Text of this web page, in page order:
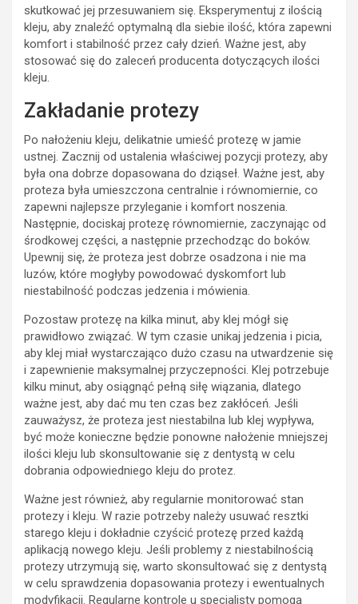
skutkować jej przesuwaniem się. Eksperymentuj z ilością
kleju, aby znaleźć optymalną dla siebie ilość, która zapewni
komfort i stabilność przez cały dzień. Ważne jest, aby
stosować się do zaleceń producenta dotyczących ilości
kleju.
Zakładanie protezy
Po nałożeniu kleju, delikatnie umieść protezę w jamie
ustnej. Zacznij od ustalenia właściwej pozycji protezy, aby
była ona dobrze dopasowana do dziąseł. Ważne jest, aby
proteza była umieszczona centralnie i równomiernie, co
zapewni najlepsze przyleganie i komfort noszenia.
Następnie, dociskaj protezę równomiernie, zaczynając od
środkowej części, a następnie przechodząc do boków.
Upewnij się, że proteza jest dobrze osadzona i nie ma
luzów, które mogłyby powodować dyskomfort lub
niestabilność podczas jedzenia i mówienia.
Pozostaw protezę na kilka minut, aby klej mógł się
prawidłowo związać. W tym czasie unikaj jedzenia i picia,
aby klej miał wystarczająco dużo czasu na utwardzenie się
i zapewnienie maksymalnej przyczepności. Klej potrzebuje
kilku minut, aby osiągnąć pełną siłę wiązania, dlatego
ważne jest, aby dać mu ten czas bez zakłóceń. Jeśli
zauważysz, że proteza jest niestabilna lub klej wypływa,
być może konieczne będzie ponowne nałożenie mniejszej
ilości kleju lub skonsultowanie się z dentystą w celu
dobrania odpowiedniego kleju do protez.
Ważne jest również, aby regularnie monitorować stan
protezy i kleju. W razie potrzeby należy usuwać resztki
starego kleju i dokładnie czyścić protezę przed każdą
aplikacją nowego kleju. Jeśli problemy z niestabilnością
protezy utrzymują się, warto skonsultować się z dentystą
w celu sprawdzenia dopasowania protezy i ewentualnych
modyfikacji. Regularne kontrole u specjalisty pomogą